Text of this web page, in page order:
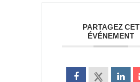
PARTAGEZ CET
ÉVÉNEMENT